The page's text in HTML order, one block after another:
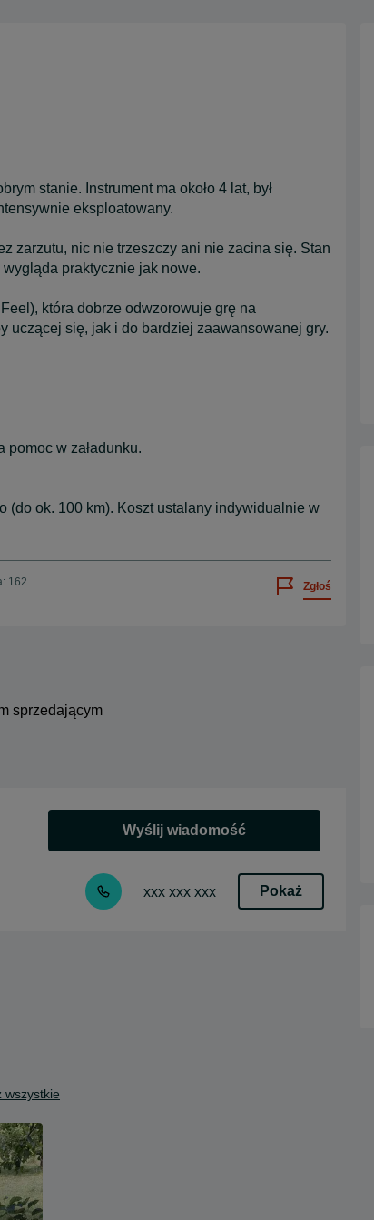
stanie. Instrument ma około 4 lat, był
eksploatowany.
zarzutu, nic nie trzeszczy ani nie zacina się. Stan
praktycznie jak nowe.
która dobrze odwzorowuje grę na
uczącej się, jak i do bardziej zaawansowanej gry.
pomoc w załadunku.
(do ok. 100 km). Koszt ustalany indywidualnie w
162 Zgłoś
sprzedającym
Wyślij wiadomość
xxx xxx xxx Pokaż
wszystkie